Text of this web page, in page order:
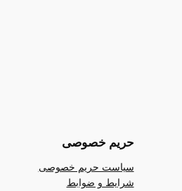
حریم خصوصی
سیاست حریم خصوصی
شرایط و ضوابط